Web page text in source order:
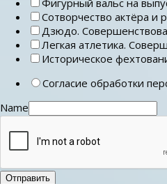
Сотворчество актёра и
Дзюдо.
Легкая атлетика.
Историческое
Согласие обработки
Name
Отправить